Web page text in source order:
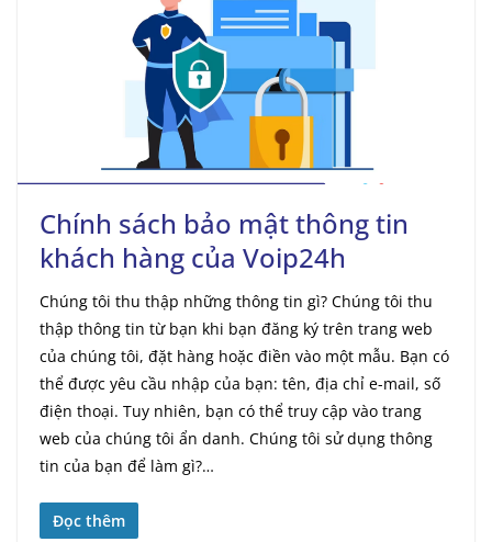
Chính sách bảo mật thông tin
khách hàng của Voip24h
Chúng tôi thu thập những thông tin gì? Chúng tôi thu
thập thông tin từ bạn khi bạn đăng ký trên trang web
của chúng tôi, đặt hàng hoặc điền vào một mẫu. Bạn có
thể được yêu cầu nhập của bạn: tên, địa chỉ e-mail, số
điện thoại. Tuy nhiên, bạn có thể truy cập vào trang
web của chúng tôi ẩn danh. Chúng tôi sử dụng thông
tin của bạn để làm gì?…
Đọc thêm